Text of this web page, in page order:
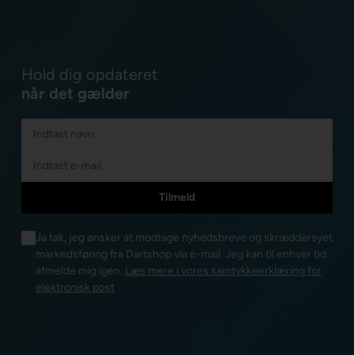
Hold dig opdateret
når det gælder
Ja tak, jeg ønsker at modtage nyhedsbreve og skræddersyet
markedsføring fra Dartshop via e-mail. Jeg kan til enhver tid
afmelde mig igen. Læs mere i vores samtykkeerklæring for
elektronisk post